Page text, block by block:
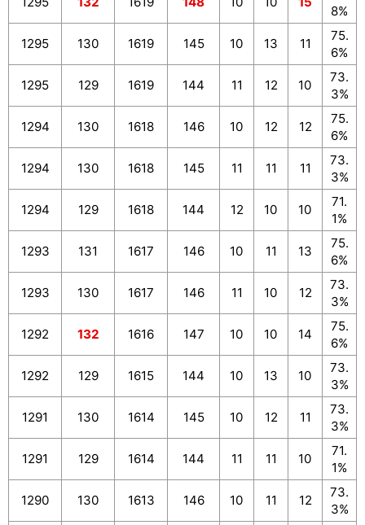
8%
1295 130 1619 145 10 13 11
75.
6%
1295 129 1619 144 11 12 10
73.
3%
1294 130 1618 146 10 12 12
75.
6%
1294 130 1618 145 11 11 11
73.
3%
1294 129 1618 144 12 10 10
71.
1%
1293 131 1617 146 10 11 13
75.
6%
1293 130 1617 146 11 10 12
73.
3%
1292 132 1616 147 10 10 14
75.
6%
1292 129 1615 144 10 13 10
73.
3%
1291 130 1614 145 10 12 11
73.
3%
1291 129 1614 144 11 11 10
71.
1%
1290 130 1613 146 10 11 12
73.
3%